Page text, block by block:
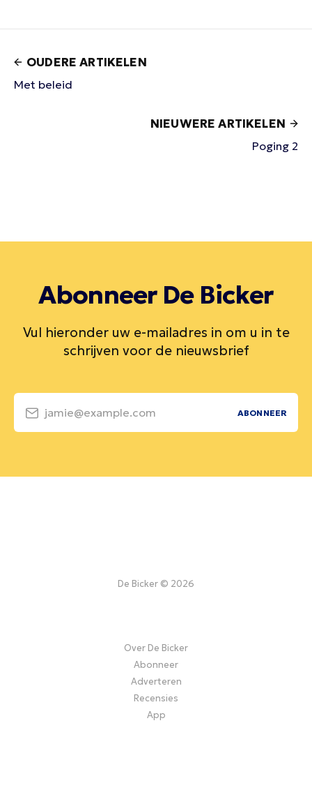
OUDERE ARTIKELEN
Met beleid
NIEUWERE ARTIKELEN
Poging 2
Abonneer De Bicker
Vul hieronder uw e-mailadres in om u in te
schrijven voor de nieuwsbrief
jamie@example.com ABONNEER
De Bicker © 2026
Over De Bicker
Abonneer
Adverteren
Recensies
App